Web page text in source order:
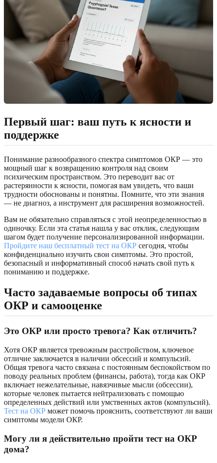
Первый шаг: ваш путь к ясности и
поддержке
Понимание разнообразного спектра симптомов ОКР — это
мощный шаг к возвращению контроля над своим
психическим пространством. Это переводит вас от
растерянности к ясности, помогая вам увидеть, что ваши
трудности обоснованы и понятны. Помните, что эти знания
— не диагноз, а инструмент для расширения возможностей.
Вам не обязательно справляться с этой неопределенностью в
одиночку. Если эта статья нашла у вас отклик, следующим
шагом будет получение персонализированной информации.
Пройдите наш бесплатный тест на ОКР сегодня, чтобы
конфиденциально изучить свои симптомы. Это простой,
безопасный и информативный способ начать свой путь к
пониманию и поддержке.
Часто задаваемые вопросы об типах
ОКР и самооценке
Это ОКР или просто тревога? Как отличить?
Хотя ОКР является тревожным расстройством, ключевое
отличие заключается в наличии обсессий и компульсий.
Общая тревога часто связана с постоянным беспокойством по
поводу реальных проблем (финансы, работа), тогда как ОКР
включает нежелательные, навязчивые мысли (обсессии),
которые человек пытается нейтрализовать с помощью
определенных действий или умственных актов (компульсий).
Тест на ОКР может помочь прояснить, соответствуют ли ваши
симптомы модели ОКР.
Могу ли я действительно пройти тест на ОКР
дома?